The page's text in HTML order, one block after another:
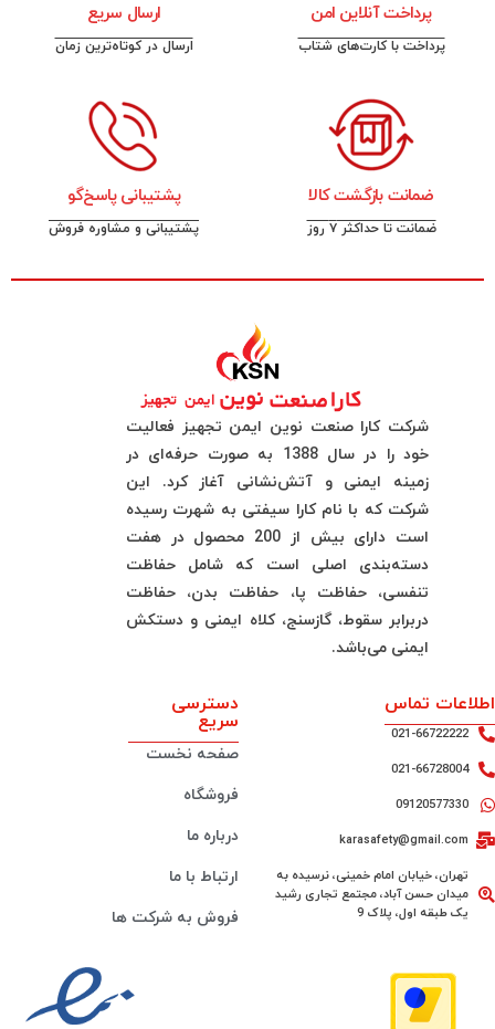
پرداخت آنلاین امن
پرداخت با کارت‌های شتاب
ارسال سریع
ارسال در کوتاه‌ترین زمان
ضمانت بازگشت کالا
ضمانت تا حداکثر ۷ روز
پشتیبانی پاسخ‌گو
پشتیبانی و مشاوره فروش
شرکت کارا صنعت نوین ایمن تجهیز فعالیت
خود را در سال 1388 به صورت حرفه‌ای در
زمینه ایمنی و آتش‌نشانی آغاز کرد. این
شرکت که با نام کارا سیفتی به شهرت رسیده
است دارای بیش از 200 محصول در هفت
دسته‌بندی اصلی است که شامل حفاظت
تنفسی، حفاظت پا، حفاظت بدن، حفاظت
دربرابر سقوط، گازسنج، کلاه ایمنی و دستکش
ایمنی می‌باشد.
اطلاعات تماس
021-66722222
021-66728004
09120577330
karasafety@gmail.com
تهران، خیابان امام خمینی، نرسیده به
میدان حسن آباد، مجتمع تجاری رشید
یک طبقه اول، پلاک 9
دسترسی
سریع
صفحه نخست
فروشگاه
درباره ما
ارتباط با ما
فروش به شرکت ها